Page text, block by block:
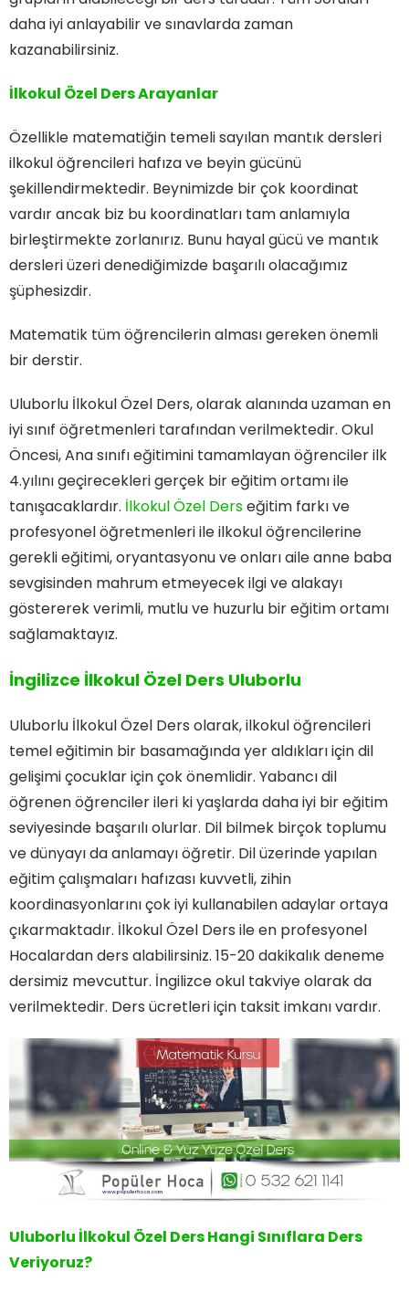
daha iyi anlayabilir ve sınavlarda zaman
kazanabilirsiniz.
İlkokul Özel Ders Arayanlar
Özellikle matematiğin temeli sayılan mantık dersleri
ilkokul öğrencileri hafıza ve beyin gücünü
şekillendirmektedir. Beynimizde bir çok koordinat
vardır ancak biz bu koordinatları tam anlamıyla
birleştirmekte zorlanırız. Bunu hayal gücü ve mantık
dersleri üzeri denediğimizde başarılı olacağımız
şüphesizdir.
Matematik tüm öğrencilerin alması gereken önemli
bir derstir.
Uluborlu İlkokul Özel Ders, olarak alanında uzaman en
iyi sınıf öğretmenleri tarafından verilmektedir. Okul
Öncesi, Ana sınıfı eğitimini tamamlayan öğrenciler ilk
4.yılını geçirecekleri gerçek bir eğitim ortamı ile
tanışacaklardır. İlkokul Özel Derseğitim farkı ve
profesyonel öğretmenleri ile ilkokul öğrencilerine
gerekli eğitimi, oryantasyonu ve onları aile anne baba
sevgisinden mahrum etmeyecek ilgi ve alakayı
göstererek verimli, mutlu ve huzurlu bir eğitim ortamı
sağlamaktayız.
İngilizce İlkokul Özel Ders Uluborlu
Uluborlu İlkokul Özel Ders olarak, ilkokul öğrencileri
temel eğitimin bir basamağında yer aldıkları için dil
gelişimi çocuklar için çok önemlidir. Yabancı dil
öğrenen öğrenciler ileri ki yaşlarda daha iyi bir eğitim
seviyesinde başarılı olurlar. Dil bilmek birçok toplumu
ve dünyayı da anlamayı öğretir. Dil üzerinde yapılan
eğitim çalışmaları hafızası kuvvetli, zihin
koordinasyonlarını çok iyi kullanabilen adaylar ortaya
çıkarmaktadır. İlkokul Özel Ders ile en profesyonel
Hocalardan ders alabilirsiniz. 15-20 dakikalık deneme
dersimiz mevcuttur. İngilizce okul takviye olarak da
verilmektedir. Ders ücretleri için taksit imkanı vardır.
Uluborlu İlkokul Özel Ders Hangi Sınıflara Ders
Veriyoruz?